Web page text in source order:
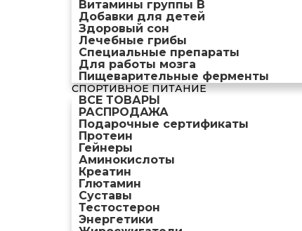
Витамины группы B
Добавки для детей
Здоровый сон
Лечебные грибы
Специальные препараты
Для работы мозга
Пищеварительные ферменты
СПОРТИВНОЕ ПИТАНИЕ
ВСЕ ТОВАРЫ
РАСПРОДАЖА
Подарочные сертификаты
Протеин
Гейнеры
Аминокислоты
Креатин
Глютамин
Суставы
Тестостерон
Энергетики